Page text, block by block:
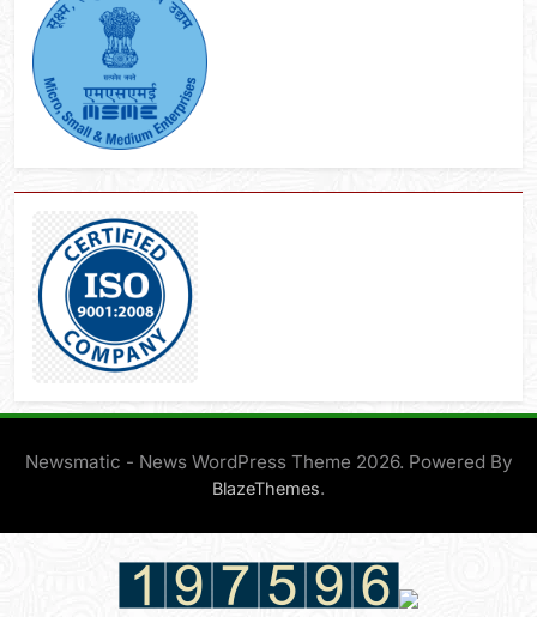
Newsmatic - News WordPress Theme 2026. Powered By
BlazeThemes.